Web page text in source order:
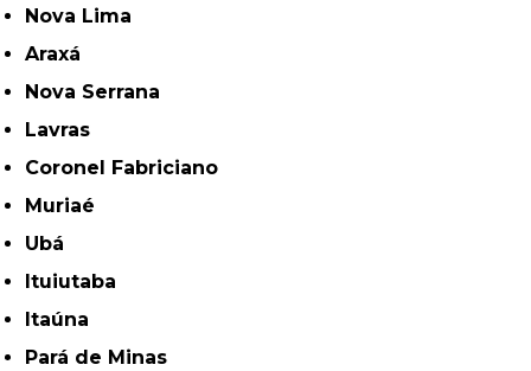
Nova Lima
Araxá
Nova Serrana
Lavras
Coronel Fabriciano
Muriaé
Ubá
Ituiutaba
Itaúna
Pará de Minas